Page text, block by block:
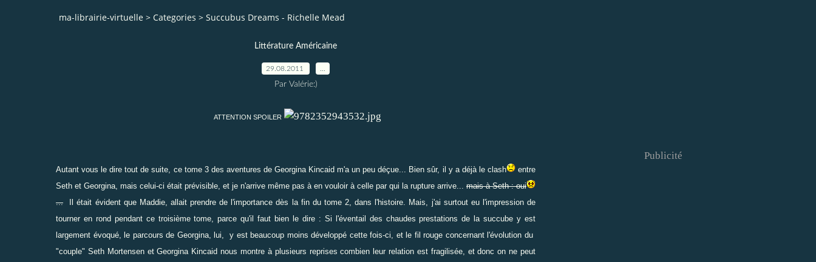
ma-librairie-virtuelle > Categories > Succubus Dreams - Richelle Mead
Littérature Américaine
29.08.2011
Par Valérie:)
ATTENTION SPOILER
Autant vous le dire tout de suite, ce tome 3 des aventures de Georgina Kincaid m'a un peu déçue... Bien sûr, il y a déjà le clash
entre
Seth et Georgina, mais celui-ci était prévisible, et je n'arrive même pas à en vouloir à celle par qui la rupture arrive... mais à Seth : oui
... Il était évident que Maddie, allait prendre de l'importance dès la fin du tome 2, dans l'histoire. Mais, j'ai surtout eu l'impression de
tourner en rond pendant ce troisième tome, parce qu'il faut bien le dire : Si l'éventail des chaudes prestations de la succube y est
largement évoqué, le parcours de Georgina, lui, y est beaucoup moins développé cette fois-ci, et le fil rouge concernant l'évolution du
"couple" Seth Mortensen et Georgina Kincaid nous montre à plusieurs reprises combien leur relation est fragilisée, et donc on ne peut
Publicité